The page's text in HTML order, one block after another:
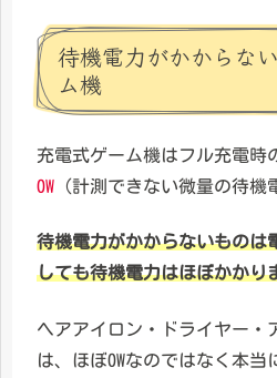
待機電力がかからな
ム機
充電式ゲーム機はフル充電時
0W （計測できない微量の待機
待機電力がかからないものは
しても待機電力はほぼかかり
ヘアアイロン・ドライヤー・
は、ほぼ0Wなのではなく本当